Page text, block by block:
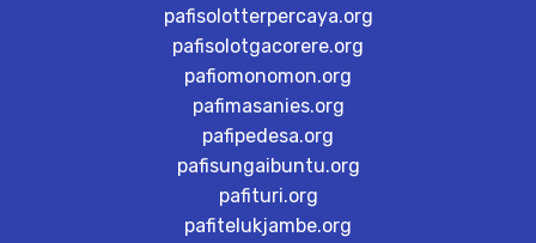
pafisolotterpercaya.org
pafisolotgacorere.org
pafiomonomon.org
pafimasanies.org
pafipedesa.org
pafisungaibuntu.org
pafituri.org
pafitelukjambe.org